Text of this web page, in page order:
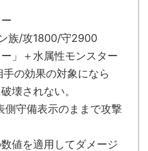
族/攻1800/守2900
」＋水属性モンスター
の効果の対象になら
壊されない。
側守備表示のままで攻撃
値を適用してダメージ